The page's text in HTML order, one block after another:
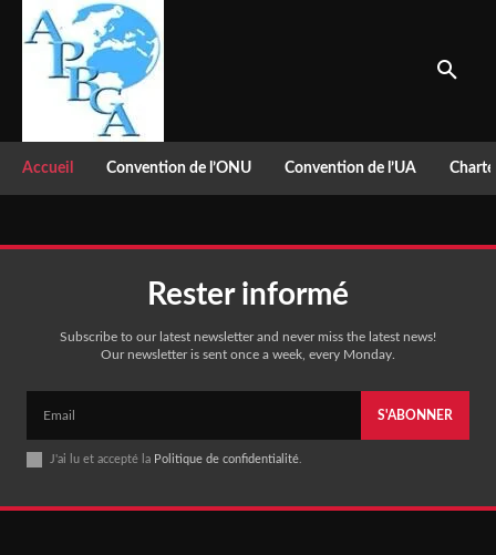
Accueil Convention de l’ONU Convention de l’UA
Rester informé
Subscribe to our latest newsletter and never miss the latest news!
Our newsletter is sent once a week, every Monday.
S'ABONNER
J'ai lu et accepté la Politique de confidentialité